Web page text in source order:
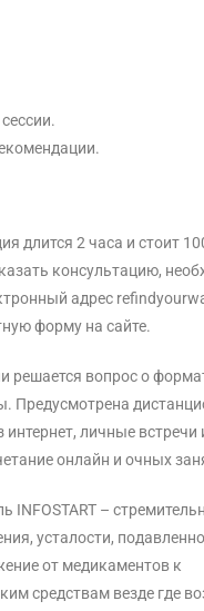
длится 2 часа и стоит
консультацию,
адрес
форму на сайте.
решается вопрос о
Предусмотрена
интернет, личные
онлайн и очных
INFOSTART –
усталости,
от медикаментов к
средствам везде где